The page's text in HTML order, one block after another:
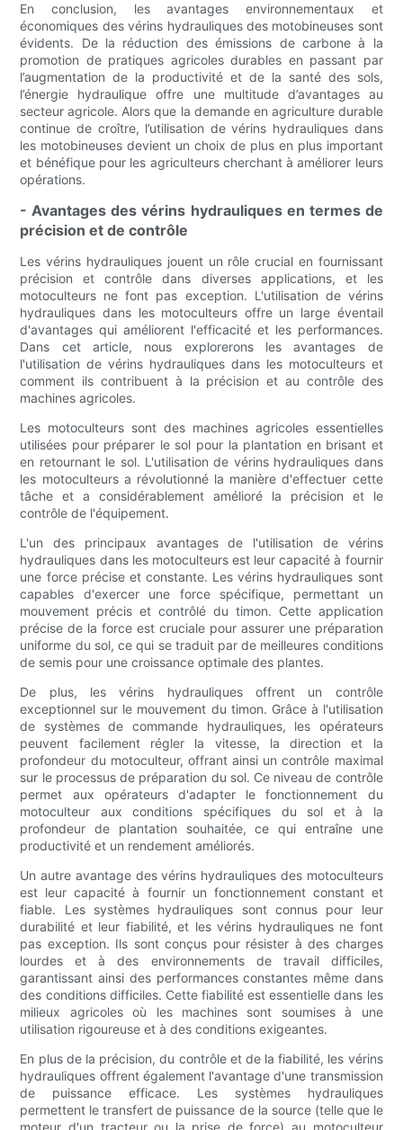
En conclusion, les avantages environnementaux et
économiques des vérins hydrauliques des motobineuses sont
évidents. De la réduction des émissions de carbone à la
promotion de pratiques agricoles durables en passant par
l’augmentation de la productivité et de la santé des sols,
l’énergie hydraulique offre une multitude d’avantages au
secteur agricole. Alors que la demande en agriculture durable
continue de croître, l’utilisation de vérins hydrauliques dans
les motobineuses devient un choix de plus en plus important
et bénéfique pour les agriculteurs cherchant à améliorer leurs
opérations.
- Avantages des vérins hydrauliques en termes de
précision et de contrôle
Les vérins hydrauliques jouent un rôle crucial en fournissant
précision et contrôle dans diverses applications, et les
motoculteurs ne font pas exception. L'utilisation de vérins
hydrauliques dans les motoculteurs offre un large éventail
d'avantages qui améliorent l'efficacité et les performances.
Dans cet article, nous explorerons les avantages de
l'utilisation de vérins hydrauliques dans les motoculteurs et
comment ils contribuent à la précision et au contrôle des
machines agricoles.
Les motoculteurs sont des machines agricoles essentielles
utilisées pour préparer le sol pour la plantation en brisant et
en retournant le sol. L'utilisation de vérins hydrauliques dans
les motoculteurs a révolutionné la manière d'effectuer cette
tâche et a considérablement amélioré la précision et le
contrôle de l'équipement.
L'un des principaux avantages de l'utilisation de vérins
hydrauliques dans les motoculteurs est leur capacité à fournir
une force précise et constante. Les vérins hydrauliques sont
capables d'exercer une force spécifique, permettant un
mouvement précis et contrôlé du timon. Cette application
précise de la force est cruciale pour assurer une préparation
uniforme du sol, ce qui se traduit par de meilleures conditions
de semis pour une croissance optimale des plantes.
De plus, les vérins hydrauliques offrent un contrôle
exceptionnel sur le mouvement du timon. Grâce à l'utilisation
de systèmes de commande hydrauliques, les opérateurs
peuvent facilement régler la vitesse, la direction et la
profondeur du motoculteur, offrant ainsi un contrôle maximal
sur le processus de préparation du sol. Ce niveau de contrôle
permet aux opérateurs d'adapter le fonctionnement du
motoculteur aux conditions spécifiques du sol et à la
profondeur de plantation souhaitée, ce qui entraîne une
productivité et un rendement améliorés.
Un autre avantage des vérins hydrauliques des motoculteurs
est leur capacité à fournir un fonctionnement constant et
fiable. Les systèmes hydrauliques sont connus pour leur
durabilité et leur fiabilité, et les vérins hydrauliques ne font
pas exception. Ils sont conçus pour résister à des charges
lourdes et à des environnements de travail difficiles,
garantissant ainsi des performances constantes même dans
des conditions difficiles. Cette fiabilité est essentielle dans les
milieux agricoles où les machines sont soumises à une
utilisation rigoureuse et à des conditions exigeantes.
En plus de la précision, du contrôle et de la fiabilité, les vérins
hydrauliques offrent également l'avantage d'une transmission
de puissance efficace. Les systèmes hydrauliques
permettent le transfert de puissance de la source (telle que le